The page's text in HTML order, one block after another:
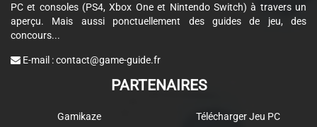
PC et consoles (PS4, Xbox One et Nintendo Switch) à travers un
aperçu. Mais aussi ponctuellement des guides de jeu, des
concours...
E-mail :contact@game-guide.fr
PARTENAIRES
Gamikaze
Télécharger Jeu PC